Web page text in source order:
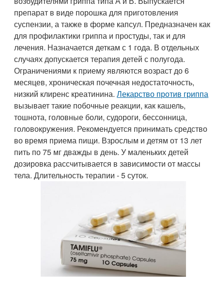
препарат в виде порошка для приготовления
суспензии, а также в форме капсул. Предназначен как
для профилактики гриппа и простуды, так и для
лечения. Назначается деткам с 1 года. В отдельных
случаях допускается терапия детей с полугода.
Ограничениями к приему являются возраст до 6
месяцев, хроническая почечная недостаточность,
низкий клиренс креатинина.Лекарство против гриппа
вызывает такие побочные реакции, как кашель,
тошнота, головные боли, судороги, бессонница,
головокружения. Рекомендуется принимать средство
во время приема пищи. Взрослым и детям от 13 лет
пить по 75 мг дважды в день. У маленьких детей
дозировка рассчитывается в зависимости от массы
тела. Длительность терапии - 5 суток.